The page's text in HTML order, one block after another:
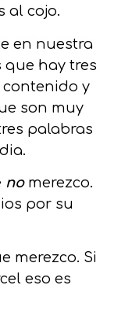
al cojo.
en nuestra
que hay tres
contenido y
son muy
palabras
nomerezco.
por su
merezco. Si
eso es